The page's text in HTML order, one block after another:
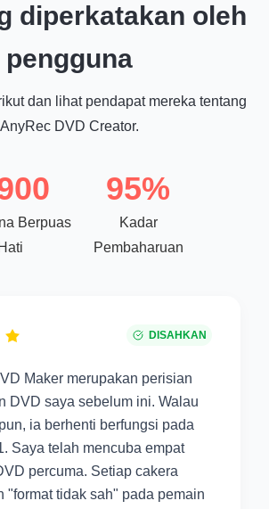
diperkatakan oleh
pengguna
dan lihat pendapat mereka tentang
AnyRec DVD Creator.
Berpuas
Hati
95%
Kadar
Pembaharuan
DISAHKAN
Maker merupakan perisian
DVD saya sebelum ini. Walau
ia berhenti berfungsi pada
Saya telah mencuba empat
percuma. Setiap cakera
"format tidak sah" pada pemain